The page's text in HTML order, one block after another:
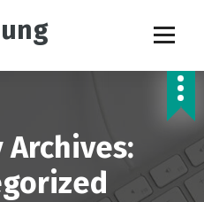
Archives: